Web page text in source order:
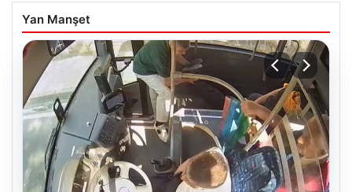
Yan Manşet